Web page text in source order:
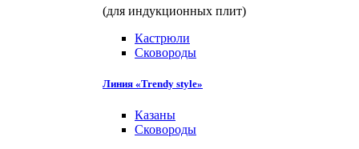
(для индукционных плит)
Кастрюли
Сковороды
Линия «Trendy style»
Казаны
Сковороды